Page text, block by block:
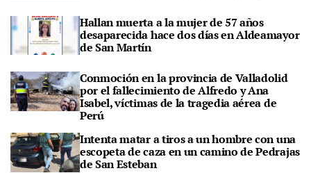
Hallan muerta a la mujer de 57 años
desaparecida hace dos días en Aldeamayor
de San Martín
Conmoción en la provincia de Valladolid
por el fallecimiento de Alfredo y Ana
Isabel, víctimas de la tragedia aérea de
Perú
Intenta matar a tiros a un hombre con una
escopeta de caza en un camino de Pedrajas
de San Esteban